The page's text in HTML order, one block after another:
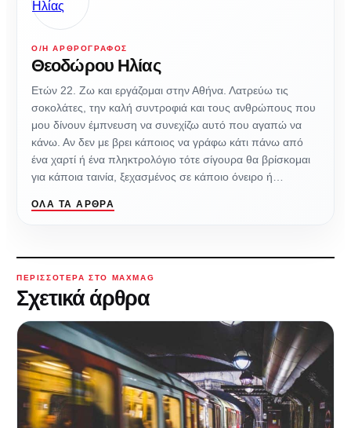
Ο/Η ΑΡΘΡΟΓΡΆΦΟΣ
Θεοδώρου Ηλίας
Ετών 22. Ζω και εργάζομαι στην Αθήνα. Λατρεύω τις
σοκολάτες, την καλή συντροφιά και τους ανθρώπους που
μου δίνουν έμπνευση να συνεχίζω αυτό που αγαπώ να
κάνω. Αν δεν με βρει κάποιος να γράφω κάτι πάνω από
ένα χαρτί ή ένα πληκτρολόγιο τότε σίγουρα θα βρίσκομαι
για κάποια ταινία, ξεχασμένος σε κάποιο όνειρο ή…
ΌΛΑ ΤΑ ΆΡΘΡΑ
ΠΕΡΙΣΣΌΤΕΡΑ ΣΤΟ MAXMAG
Σχετικά άρθρα